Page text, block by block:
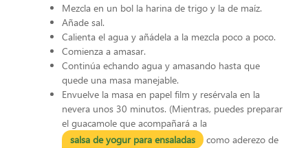
Mezcla en un bol la harina de trigo y la de maíz.
Añade sal.
Calienta el agua y añádela a la mezcla poco a poco.
Comienza a amasar.
Continúa echando agua y amasando hasta que
quede una masa manejable.
Envuelve la masa en papel film y resérvala en la
nevera unos 30 minutos. (Mientras, puedes preparar
el guacamole que acompañará a la
salsa de yogur para ensaladas
como aderezo de